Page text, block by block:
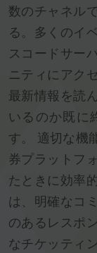
数のチャネル
る。多くのイ
スコードサー
ニティにアク
最新情報を読
いるのか既に
す。 適切な機
券プラットフ
たときに効率
は、明確なコ
のあるレスポ
なチケッティ